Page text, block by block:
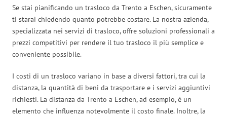
Se stai pianificando un trasloco da Trento a Eschen, sicuramente
ti starai chiedendo quanto potrebbe costare. La nostra azienda,
specializzata nei servizi di trasloco, offre soluzioni professionali a
prezzi competitivi per rendere il tuo trasloco il più semplice e
conveniente possibile.
I costi di un trasloco variano in base a diversi fattori, tra cui la
distanza, la quantità di beni da trasportare e i servizi aggiuntivi
richiesti. La distanza da Trento a Eschen, ad esempio, è un
elemento che influenza notevolmente il costo finale. Inoltre, la